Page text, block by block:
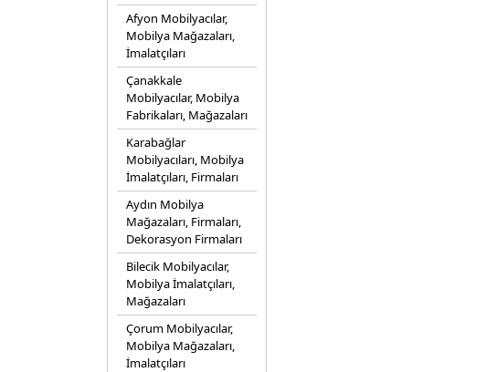
Afyon Mobilyacılar,
Mobilya Mağazaları,
İmalatçıları
Çanakkale
Mobilyacılar, Mobilya
Fabrikaları, Mağazaları
Karabağlar
Mobilyacıları, Mobilya
İmalatçıları, Firmaları
Aydın Mobilya
Mağazaları, Firmaları,
Dekorasyon Firmaları
Bilecik Mobilyacılar,
Mobilya İmalatçıları,
Mağazaları
Çorum Mobilyacılar,
Mobilya Mağazaları,
İmalatçıları